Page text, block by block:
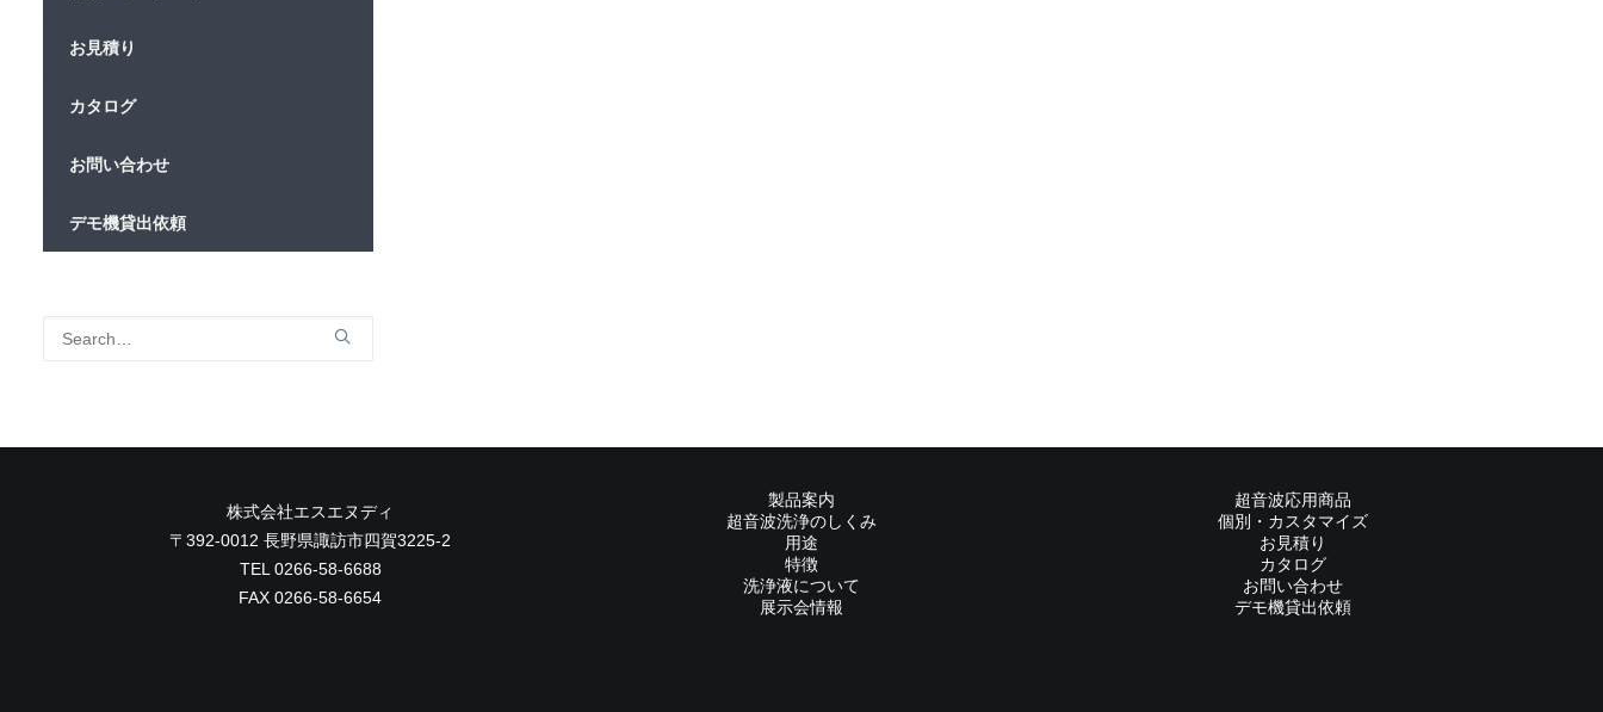
お見積り
カタログ
お問い合わせ
デモ機貸出依頼
株式会社エスエヌディ
〒392-0012 長野県諏訪市四賀3225-2
TEL 0266-58-6688
FAX 0266-58-6654
製品案内
超音波洗浄のしくみ
用途
特徴
洗浄液について
展示会情報
超音波応用商品
個別・カスタマイズ
お見積り
カタログ
お問い合わせ
デモ機貸出依頼